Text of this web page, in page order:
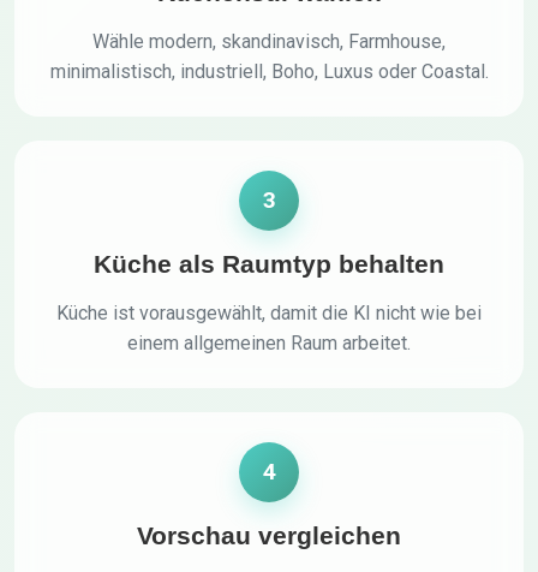
Wähle modern, skandinavisch, Farmhouse,
minimalistisch, industriell, Boho, Luxus oder Coastal.
3
Küche als Raumtyp behalten
Küche ist vorausgewählt, damit die KI nicht wie bei
einem allgemeinen Raum arbeitet.
4
Vorschau vergleichen